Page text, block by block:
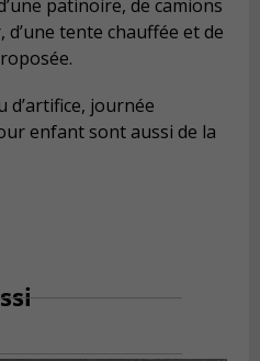
patinoire, de camions
d’une tente chauffée et de
d’artifice, journée
enfant sont aussi de la